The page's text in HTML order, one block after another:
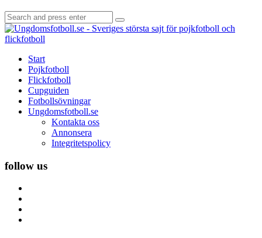
Search
for:
Search
Start
Pojkfotboll
Flickfotboll
Cupguiden
Fotbollsövningar
Ungdomsfotboll.se
Kontakta oss
Annonsera
Integritetspolicy
follow us